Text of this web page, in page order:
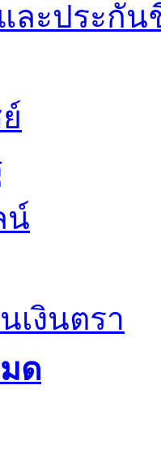
ละประกัน
น์
เงินตรา
ด